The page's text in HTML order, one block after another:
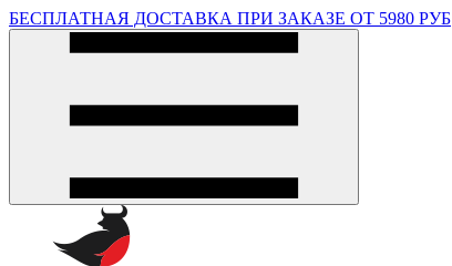
БЕСПЛАТНАЯ ДОСТАВКА ПРИ ЗАКАЗЕ ОТ 5980 РУБ